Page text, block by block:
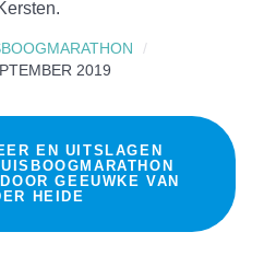
2019
EN UITSLAGEN
GEEUWKE VAN
HEIDE